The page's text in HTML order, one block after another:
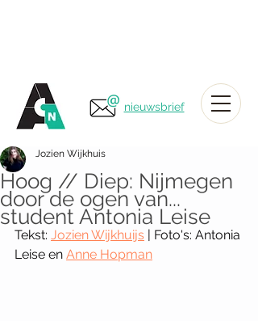
nieuwsbrief
Hoog // Diep: Nijmegen
door de ogen van...
student Antonia Leise
Jozien Wijkhuis
Tekst: Jozien Wijkhuijs | Foto's: Antonia
Leise en Anne Hopman